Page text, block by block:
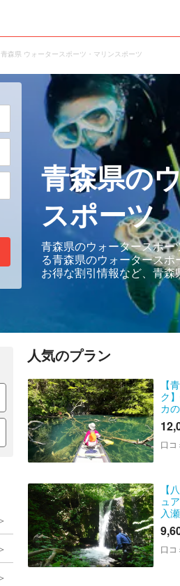
青森県 ウォータースポーツ・マリンスポーツ
青森県の
スポーツ
青森県のウォータースポ
る青森県のウォータース
お得な割引情報など、青
人気のプラン
【
ク
カ
ア
口コ
【
ュ
入
間
口コ